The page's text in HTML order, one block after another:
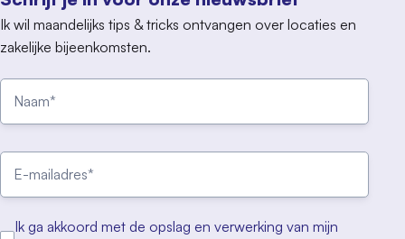
Ik wil maandelijks tips & tricks ontvangen over locaties en
zakelijke bijeenkomsten.
Ik ga akkoord met de opslag en verwerking van mijn